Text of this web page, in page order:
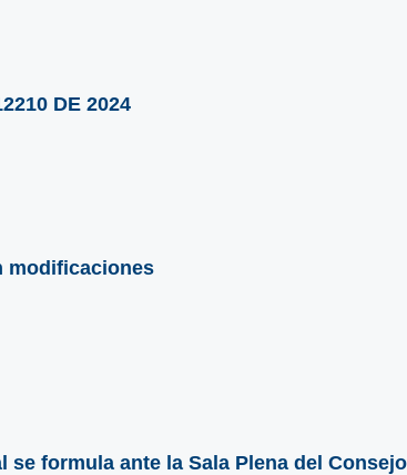
DE 2024
modificaciones
se formula ante la Sala Plena del